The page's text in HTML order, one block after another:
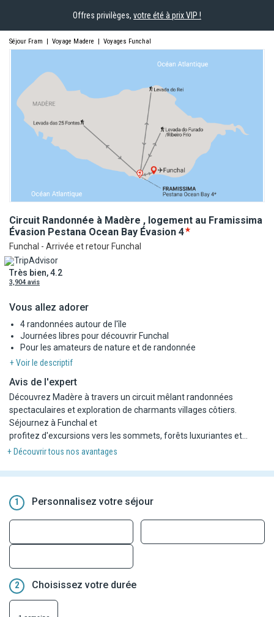
Offres privilèges, votre été à prix VIP !
Séjour Fram | Voyage Madere | Voyages Funchal
Circuit Randonnée à Madère , logement au Framissima
Évasion Pestana Ocean Bay Évasion 4
Funchal - Arrivée et retour Funchal
Très bien, 4.2
3,904 avis
Vous allez adorer
4 randonnées autour de l'île
Journées libres pour découvrir Funchal
Pour les amateurs de nature et de randonnée
+ Voir le descriptif
Avis de l'expert
Découvrez Madère à travers un circuit mêlant randonnées
spectaculaires et exploration de charmants villages côtiers.
Séjournez à Funchal et
profitez d'excursions vers les sommets, forêts luxuriantes et
paysages côtiers. Entre nature et traditions, ce voyage est une
+ Découvrir tous nos avantages
1 Personnalisez votre séjour
2 Choisissez votre durée